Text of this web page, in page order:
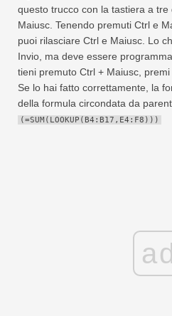
questo trucco con la tastiera a
Maiusc. Tenendo premuti Ctrl e
puoi rilasciare Ctrl e Maiusc. Lo
Invio, ma deve essere
tieni premuto Ctrl + Maiusc,
Se lo hai fatto correttamente, la
della formula circondata da
(=SUM(LOOKUP(B4:B17,E4:F8)))
ad